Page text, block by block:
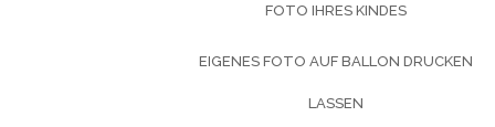
OTO IHRES KINDES
EIGENES FOTO AUF BALLON DRUCKEN
LASSEN